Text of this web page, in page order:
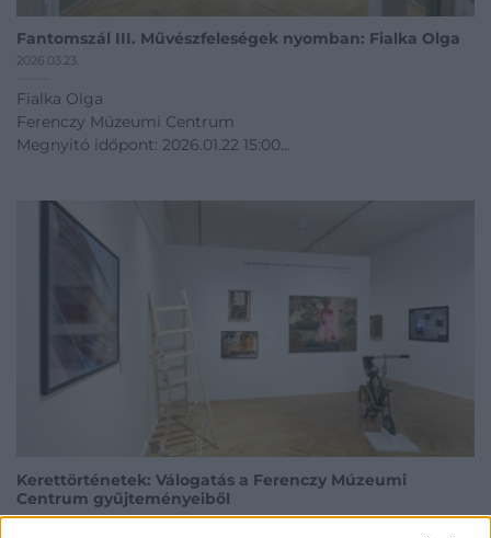
Fantomszál III. Művészfeleségek nyomban: Fialka Olga
2026.03.23.
Fialka Olga
Ferenczy Múzeumi Centrum
Megnyitó időpont: 2026.01.22 15:00
Kerettörténetek: Válogatás a Ferenczy Múzeumi
Centrum gyűjteményeiből
2026.03.23.